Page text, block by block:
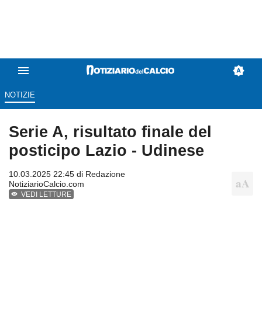
NOTIZIE
Serie A, risultato finale del
posticipo Lazio - Udinese
10.03.2025 22:45 di Redazione
NotiziarioCalcio.com
VEDI LETTURE